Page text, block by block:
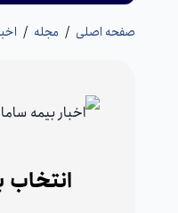
صفحه اصلی / مجله /